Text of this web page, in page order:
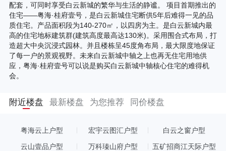
配套，可同时享受白云新城的繁华与生活的静谧。 项目首期推出的
住宅——粤海·桂府壹号，是白云新城住宅断供5年后难得一见的品
质住宅。产品面积段为140-270㎡，以四房为主。是白云新城内最
高的住宅地标建筑群(建筑高度最高达130米)。采用围合式布局，打
造超大中央沉浸式园林。并且楼栋呈45度角布局，最大限度地保证
了每一户的景观视野。未来白云新城中轴之上也再无住宅用地供
应，粤海·桂府壹号可以说是购买白云新城中轴核心住宅的难得机
会。
附近楼盘 最新楼盘 为您推荐 同价楼盘
粤海云上户型 宏宇云图汇户型 白云之窗户型
云山壹品户型 万科瑧山府户型 五矿招商江天际户型